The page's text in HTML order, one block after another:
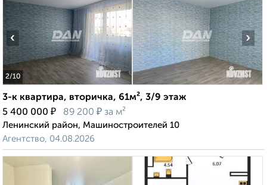
2/10
‹ ›
3-к квартира, вторичка, 61м², 3/9 этаж
5 400 000 ₽ 89 200 ₽ за м²
Ленинский район, Машиностроителей 10
Агентство, 04.08.2026